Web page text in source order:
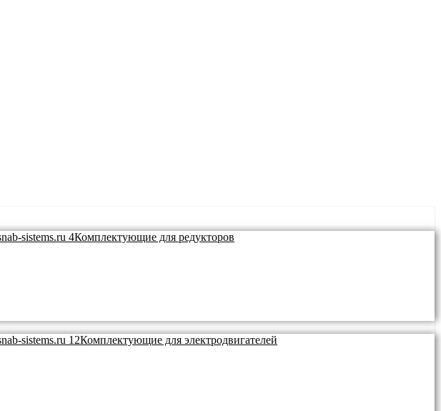
Комплектующие для редукторов
Комплектующие для электродвигателей